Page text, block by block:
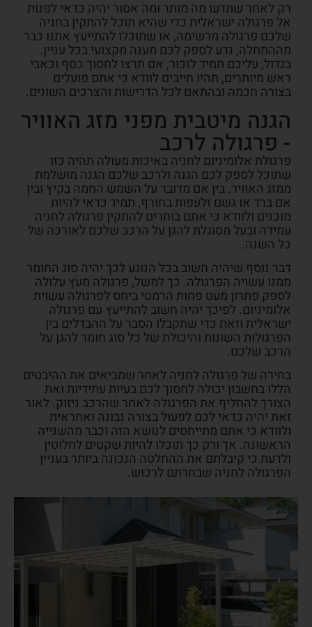
רק לאחר שתדעו מה מותר ומה אסור יהיה כדאי לפנות
אל פרגולה ישראלית כדי שהיא תוכל להתקין בחניה
שלכם פרגולה מרשימה, או שתוכלו להתייעץ אתנו כבר
מההתחלה, נדע לספק לכם מענה מקצועי בכל עניין.
בגדול, עליכם תמיד לזכור, אם תרצו לחסוך כסף וכאבי
ראש מיותרים, תהיו חייבים לוודא כי אתם פועלים
בצורה חכמה ובהתאם לכל הדרישות והצרכים השונים.
הגנה מיטבית מפני מזג האוויר
- פרגולה לרכב
פרגולת אלומיניום לחניה באיכות מעולה תהיה כזו
שתוכל לספק לכם הגנה ולרכב שלכם הגנה מושלמת
ממזג האוויר. בין אם מדובר על השמש החמה בקיץ ובין
אם ברד או גשם זלעפות בחורף, תמיד כדאי להיות
מוכנים ולוודא כי אתם בוחרים להתקין פרגולה לחניה
עמידה ובעל מסוגלת להגן על הרכב שלכם לאורכה של
כל השנה.
דבר נוסף שיהיה חשוב בכל הנוגע לכך יהיה סוג החומר
ממנו עשויה הפרגולה. כך למשל, פרגולה מעץ עלולה
לספק פתרון מעט פחות הרמטי ביחס לפרגולה עשוית
אלומיניום. לפיכך יהיה חשוב להתייעץ עם פרגולה
ישראלית וזאת כדי שתקבלו הסבר על ההבדלים בין
הפרגולות השונות והיכולת של כל סוג חומר להגן על
הרכב שלכם.
בחירה של פרגולה לחניה לאחר שמביאים את ההיבטים
הללו בחשבון יכולה לחסוך לכם בעיות עתידיות ואת
הצורך להחליף את הפרגולה לאחר שהרכב ניזוק. לאור
זאת יהיה כדאי לכם לפעול בצורה נבונה ואחראית
ולוודא כי אתם מתייחסים לנושא הזה וכבר מהשנייה
הראשונה. אך ורק כך תוכלו להיות שקטים לחלוטין
ולדעת כי קיבלתם את ההחלטה הנכונה ביותר בעניין
הפרגולה לחניה שבחרתם לרכוש.